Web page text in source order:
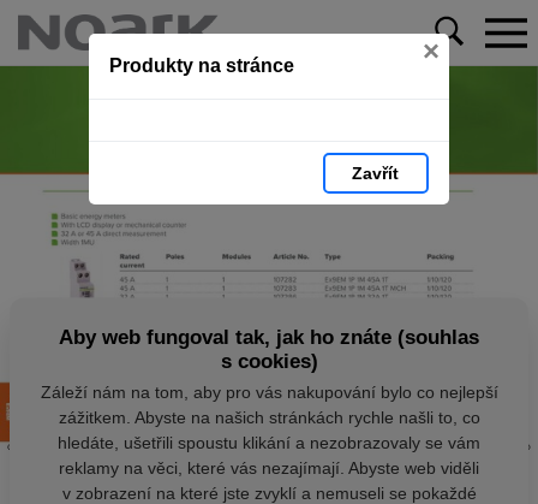
Produkty na stránce ×
Zavřít
Aby web fungoval tak, jak ho znáte (souhlas
s cookies)
Záleží nám na tom, aby pro vás nakupování bylo co nejlepší
zážitkem. Abyste na našich stránkách rychle našli to, co
hledáte, ušetřili spoustu klikání a nezobrazovaly se vám
reklamy na věci, které vás nezajímají. Abyste web viděli
v zobrazení na které jste zvyklí a nemuseli se pokaždé